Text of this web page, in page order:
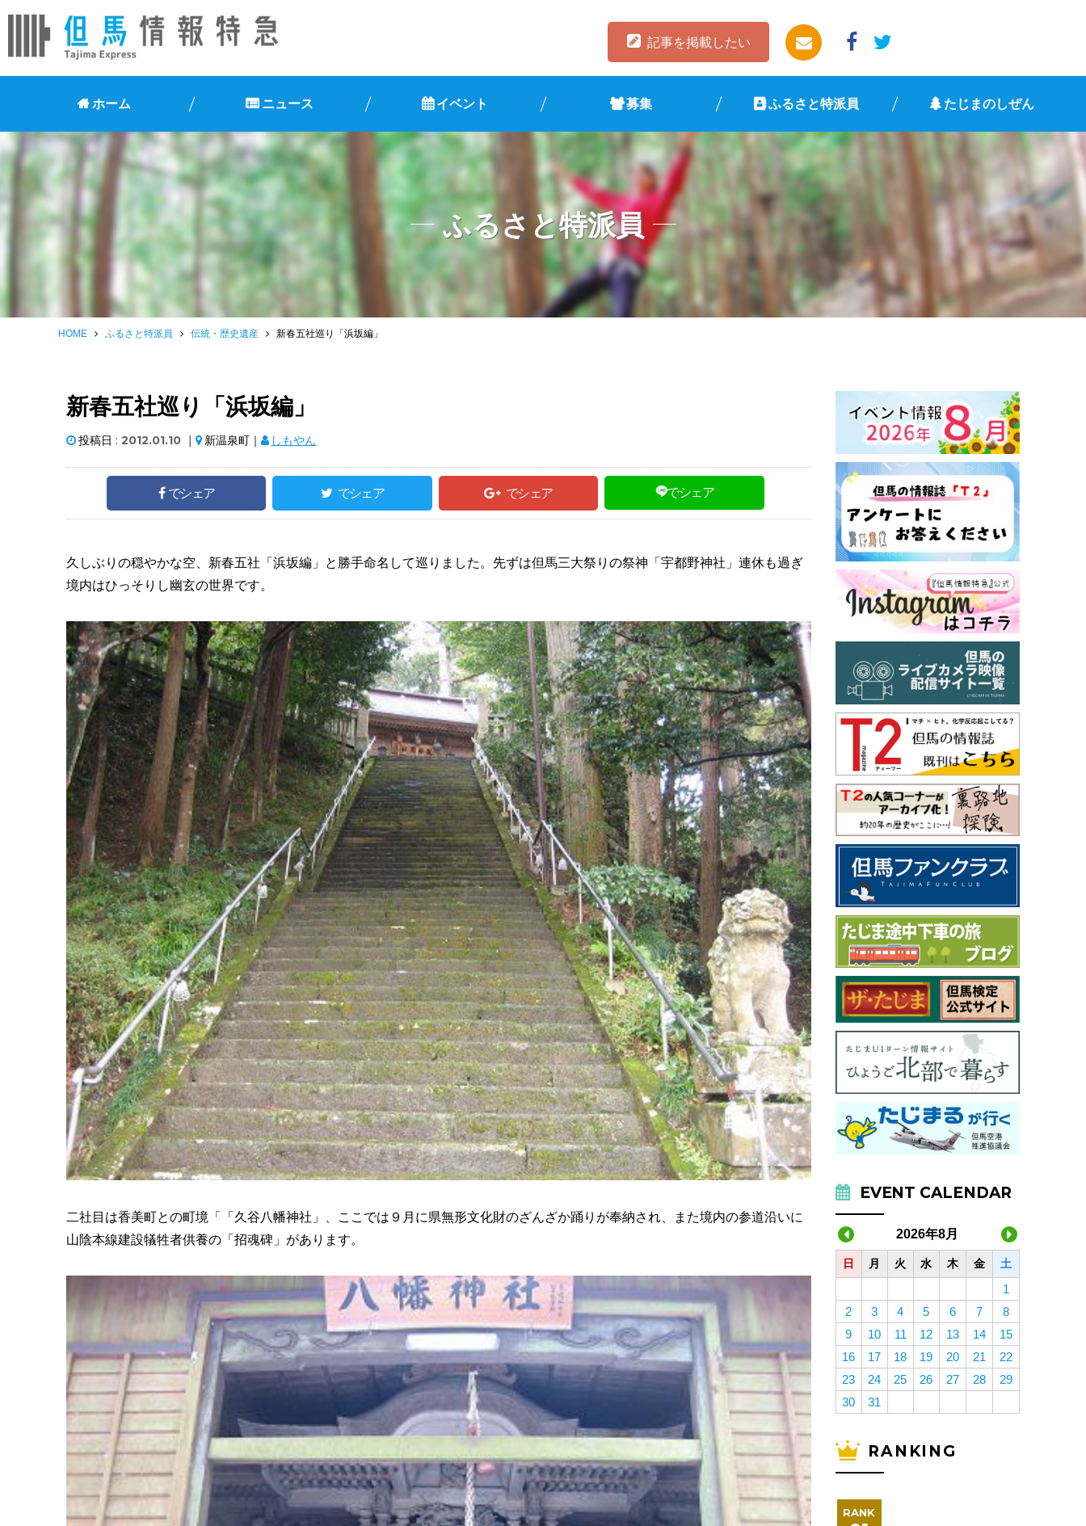
記事を掲載したい
ホーム ニュース イベント 募集 ふるさと特派員 たじまのしぜん
ふるさと特派員
HOME ふるさと特派員 伝統・歴史遺産 新春五社巡り「浜坂編」
新春五社巡り「浜坂編」
投稿日 : 2012.01.10｜ 新温泉町｜ しもやん
でシェア でシェア でシェア でシェア
久しぶりの穏やかな空、新春五社「浜坂編」と勝手命名して巡りました。先ずは但馬三大祭りの祭神「宇都野神社」連休も過ぎ
境内はひっそりし幽玄の世界です。
二社目は香美町との町境「「久谷八幡神社」、ここでは９月に県無形文化財のざんざか踊りが奉納され、また境内の参道沿いに
山陰本線建設犠牲者供養の「招魂碑」があります。
EVENT CALENDAR
2026年8月
日 月 火 水 木 金 土
1
2
3 4 5 6 7
8
9
10 11 12 13 14
15
16
17 18 19 20 21
22
23
24 25 26 27 28
29
30
31
RANKING